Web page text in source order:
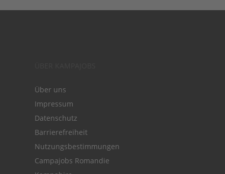
Über uns
Impressum
Datenschutz
Barrierefreiheit
Nutzungsbestimmungen
Campajobs Romandie